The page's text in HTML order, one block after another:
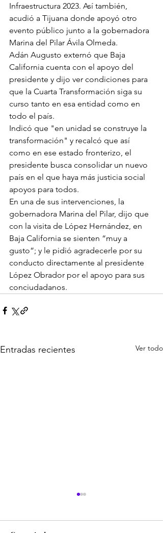
Infraestructura 2023. Así también,
acudió a Tijuana donde apoyó otro
evento público junto a la gobernadora
Marina del Pilar Ávila Olmeda.
Adán Augusto externó que Baja
California cuenta con el apoyo del
presidente y dijo ver condiciones para
que la Cuarta Transformación siga su
curso tanto en esa entidad como en
todo el país.
Indicó que "en unidad se construye la
transformación" y recalcó que así
como en ese estado fronterizo, el
presidente busca consolidar un nuevo
país en el que haya más justicia social
apoyos para todos.
En una de sus intervenciones, la
gobernadora Marina del Pilar, dijo que
con la visita de López Hernández, en
Baja California se sienten “muy a
gusto”; y le pidió agradecerle por su
conducto directamente al presidente
López Obrador por el apoyo para sus
conciudadanos.
Entradas recientes Ver todo